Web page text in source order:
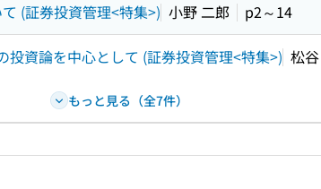
(証券投資管理<特集>) 小野 二郎 p2～14
資論を中心として (証券投資管理<特集>) 松
もっと見る（全7件）